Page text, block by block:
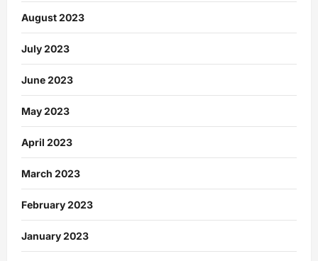
August 2023
July 2023
June 2023
May 2023
April 2023
March 2023
February 2023
January 2023